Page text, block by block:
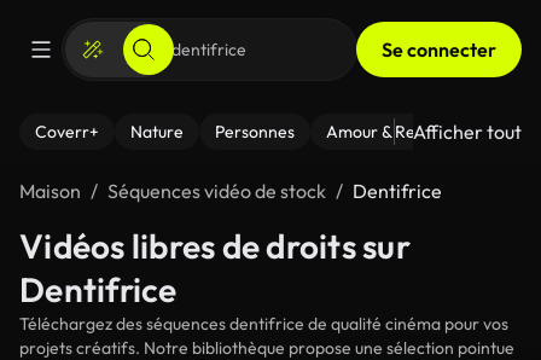
Se connecter
Coverr+ Nature Personnes Amour & Relations Le
Afficher tout
Maison Séquences vidéo de stock Dentifrice
Vidéos libres de droits sur
Dentifrice
Téléchargez des séquences dentifrice de qualité cinéma pour vos
projets créatifs. Notre bibliothèque propose une sélection pointue